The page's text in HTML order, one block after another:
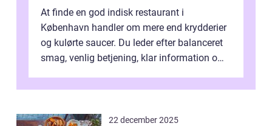
At finde en god indisk restaurant i
København handler om mere end krydderier
og kulørte saucer. Du leder efter balanceret
smag, venlig betjening, klar information om
22 december 2025